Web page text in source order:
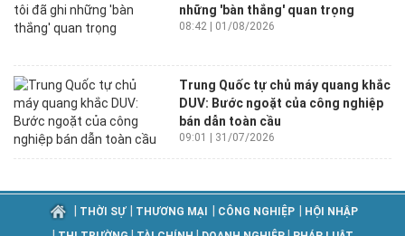
những 'bàn thắng' quan trọng
08:42 | 01/08/2026
Trung Quốc tự chủ máy quang khắc
DUV: Bước ngoặt của công nghiệp
bán dẫn toàn cầu
09:01 | 31/07/2026
THỜI SỰ THƯƠNG MẠI CÔNG NGHIỆP HỘI NHẬP